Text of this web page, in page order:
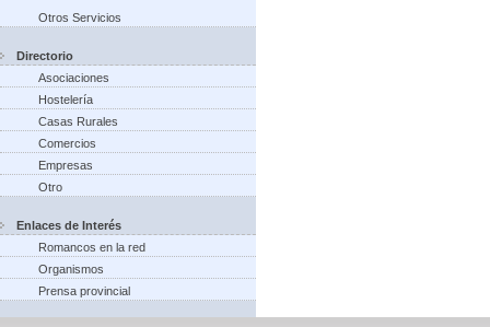
Otros Servicios
Directorio
Asociaciones
Hostelería
Casas Rurales
Comercios
Empresas
Otro
Enlaces de Interés
Romancos en la red
Organismos
Prensa provincial